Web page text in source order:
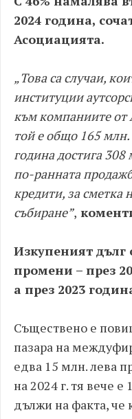
2024 година,
Асоциацията.
„Това са случаи,
институции
към компаниите от
той е общо 165 млн.
година достига 308
по-ранната
кредити, за сметка
събиране”,
Изкупеният дълг
промени – през
а през 2023
Съществено е
пазара на
едва 15 млн. лева
на 2024 г. тя вече е
дължи на факта, че